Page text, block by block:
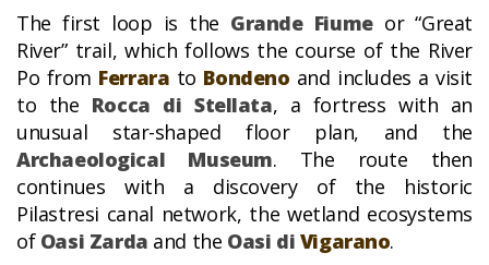
The first loop is the Grande Fiumeor “Great
River” trail, which follows the course of the River
Po from Ferrara to Bondeno and includes a visit
to the Rocca di Stellata, a fortress with an
unusual star-shaped floor plan, and the
Archaeological Museum. The route then
continues with a discovery of the historic
Pilastresi canal network, the wetland ecosystems
of Oasi Zarda and the Oasi di Vigarano.